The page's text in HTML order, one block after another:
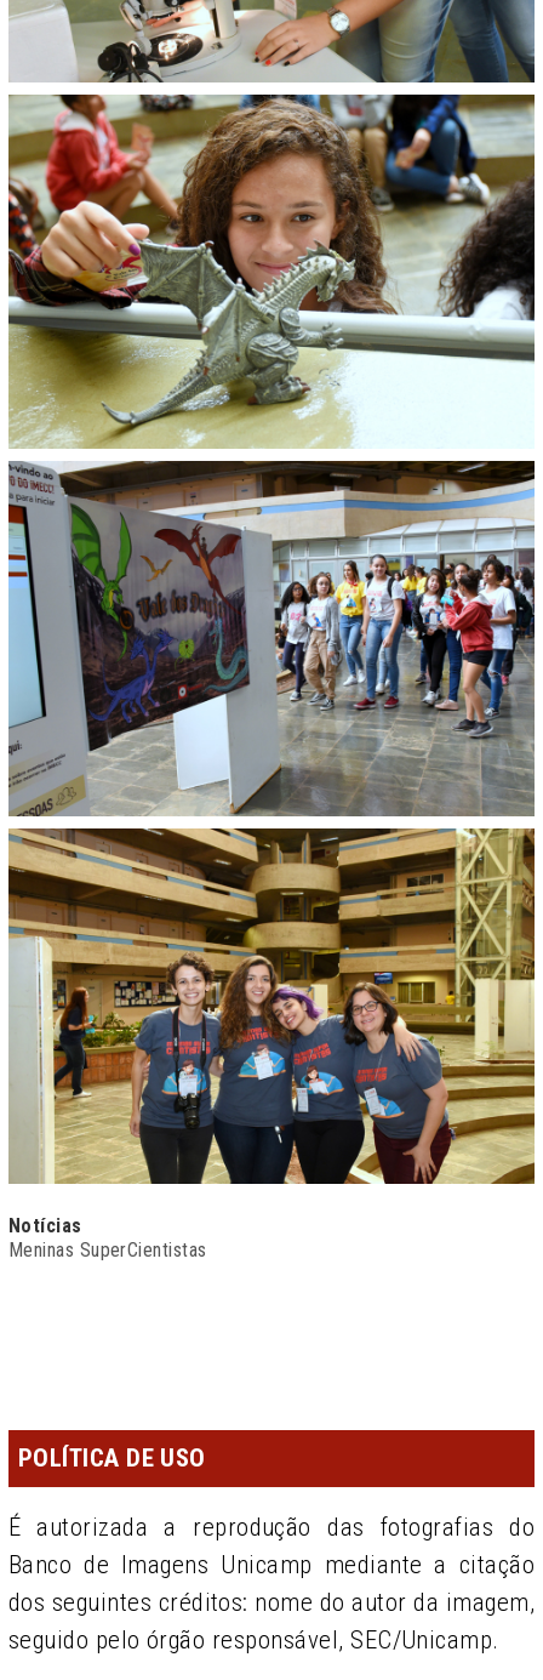
Notícias
Meninas SuperCientistas
POLÍTICA DE USO
É autorizada a reprodução das fotografias do
Banco de Imagens Unicamp mediante a citação
dos seguintes créditos: nome do autor da imagem,
seguido pelo órgão responsável, SEC/Unicamp.